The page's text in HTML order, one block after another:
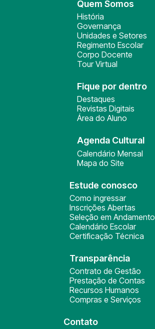
Quem Somos
História
Governança
Unidades e Setores
Regimento Escolar
Corpo Docente
Tour Virtual
Fique por dentro
Destaques
Revistas Digitais
Área do Aluno
Agenda Cultural
Calendário Mensal
Mapa do Site
Estude conosco
Como ingressar
Inscrições Abertas
Seleção em Andamento
Calendário Escolar
Certificação Técnica
Transparência
Contrato de Gestão
Prestação de Contas
Recursos Humanos
Compras e Serviços
Contato